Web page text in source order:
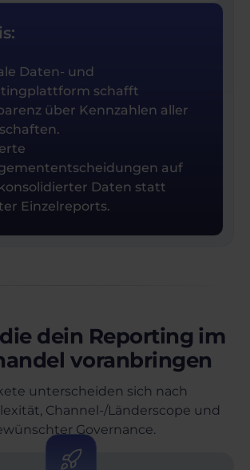
Daten- und
schafft
über Kennzahlen aller
auf
Daten statt
Einzelreports.
dein Reporting im
voranbringen
unterscheiden sich nach
Channel-/Länderscope und
Governance.